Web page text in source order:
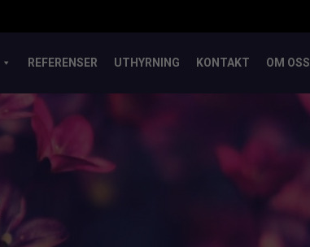
REFERENSER UTHYRNING KONTAKT OM OSS